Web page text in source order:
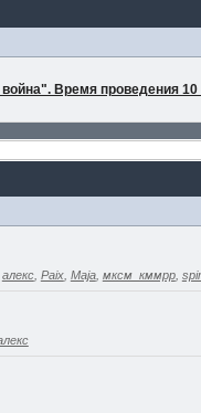
Время проведения 10
алекс, Paix, Maja, мксм_кммрр,